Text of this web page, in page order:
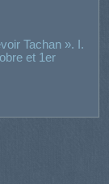
Tachan ». I.
et 1er